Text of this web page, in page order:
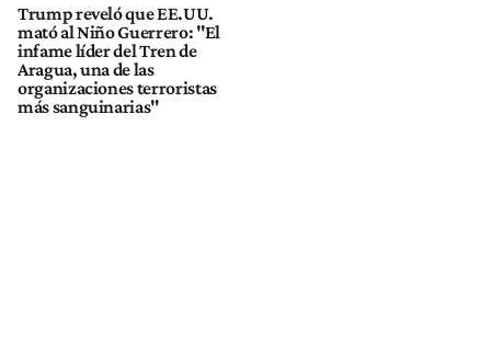
Trump reveló que EE.UU.
mató al Niño Guerrero: "El
infame líder del Tren de
Aragua, una de las
organizaciones terroristas
más sanguinarias"